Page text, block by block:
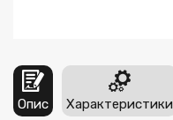
Опис Характеристики